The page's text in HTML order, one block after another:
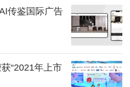
传鉴国际广告
“2021年上市